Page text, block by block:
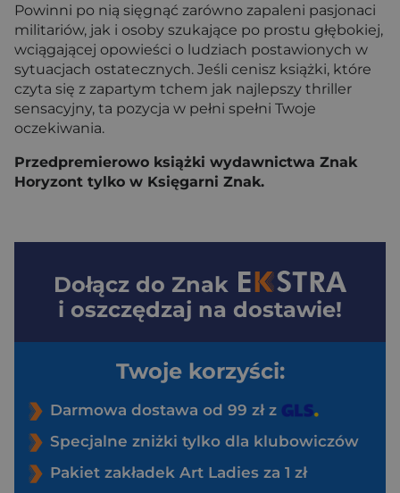
Powinni po nią sięgnąć zarówno zapaleni pasjonaci
militariów, jak i osoby szukające po prostu głębokiej,
wciągającej opowieści o ludziach postawionych w
sytuacjach ostatecznych. Jeśli cenisz książki, które
czyta się z zapartym tchem jak najlepszy thriller
sensacyjny, ta pozycja w pełni spełni Twoje
oczekiwania.
Przedpremierowo książki wydawnictwa Znak
Horyzont tylko w Księgarni Znak.
Dołącz do Znak
i oszczędzaj na dostawie!
Twoje korzyści:
Darmowa dostawa od 99 zł z
Specjalne zniżki tylko dla klubowiczów
Pakiet zakładek Art Ladies za 1 zł